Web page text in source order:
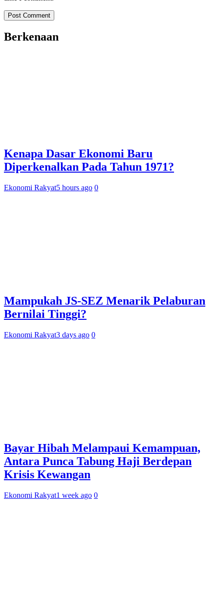
Berkenaan
Kenapa Dasar Ekonomi Baru
Diperkenalkan Pada Tahun 1971?
Ekonomi Rakyat5 hours ago 0
Mampukah JS-SEZ Menarik Pelaburan
Bernilai Tinggi?
Ekonomi Rakyat3 days ago 0
Bayar Hibah Melampaui Kemampuan,
Antara Punca Tabung Haji Berdepan
Krisis Kewangan
Ekonomi Rakyat1 week ago 0